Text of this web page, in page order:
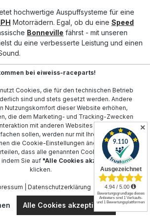
Café-Racer-Gefühl Hergestellt
Verarbeitung mit DIN-zertifizierter
homologiert) Alle
Halterungen und Montagematerialien
hochwertige Auspuffsysteme für eine
Motorrädern. Egal, ob du eine Speed
Bonneville fährst - mit unseren
du eine verbesserte Leistung und einen
Lösungen für viele Modelle,
durch exzellente Verarbeitungsqualität
sodass du dich auf eine konstante
kannst.
DaytonaoderTridentModelle
ebenfalls eine breite Auswahl finden. Alle
gefertigt, um die perfekte Balance
und Leistung zu bieten. Erhöhe den Wert
deines Bikes mit einem GPR Auspuff.
Angebote und finde die perfekte
TRIUMPH Modell!
bei eiweiss-raceparts!
Cookies, die für den technischen Betrieb
sind und stets gesetzt werden. Andere
Nutzungskomfort dieser Website erhöhen,
die dem Marketing- und Tracking-Zwecken
mit anderen Websites und sozialen
sollen, werden nur mit Ihrer Zustimmung
die Cookie-Einstellungen ändern oder Ihr
dass alle genannten Cookies gesetzt
Sie auf "Alle Cookies akzeptieren"
klicken.
Datenschutzerklärung
Alle Cookies akzeptieren
✕